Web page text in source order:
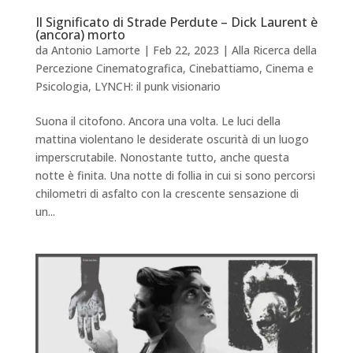
Il Significato di Strade Perdute – Dick Laurent è
(ancora) morto
da Antonio Lamorte | Feb 22, 2023 | Alla Ricerca della
Percezione Cinematografica, Cinebattiamo, Cinema e
Psicologia, LYNCH: il punk visionario
Suona il citofono. Ancora una volta. Le luci della
mattina violentano le desiderate oscurità di un luogo
imperscrutabile. Nonostante tutto, anche questa
notte è finita. Una notte di follia in cui si sono percorsi
chilometri di asfalto con la crescente sensazione di
un...